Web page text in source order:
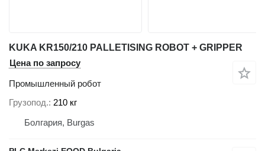
KUKA KR150/210 PALLETISING ROBOT + GRIPPER
Цена по запросу
Промышленный робот
Грузопод. 210 кг
Болгария, Burgas